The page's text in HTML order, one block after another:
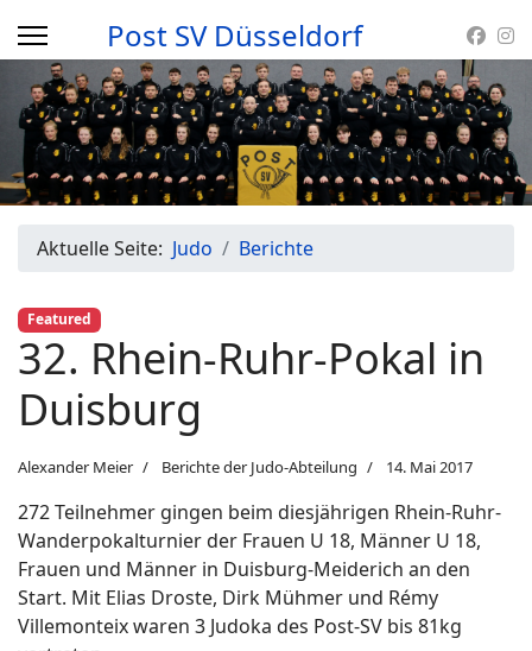
Post SV Düsseldorf
Aktuelle Seite: Judo Berichte
Featured
32. Rhein-Ruhr-Pokal in
Duisburg
Alexander Meier Berichte der Judo-Abteilung 14. Mai 2017
272 Teilnehmer gingen beim diesjährigen Rhein-Ruhr-
Wanderpokalturnier der Frauen U 18, Männer U 18,
Frauen und Männer in Duisburg-Meiderich an den
Start. Mit Elias Droste, Dirk Mühmer und Rémy
Villemonteix waren 3 Judoka des Post-SV bis 81kg